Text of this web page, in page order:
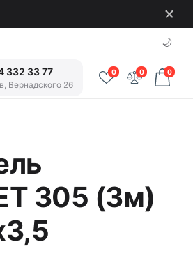
🌙
332 33 77
Вернадского 26
0 0 0
305 (3м)